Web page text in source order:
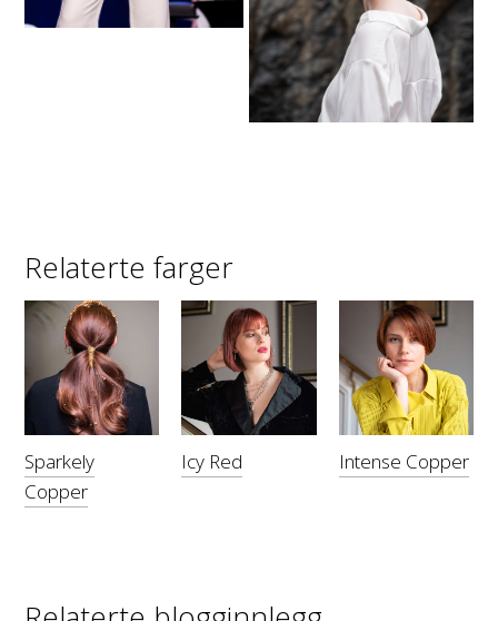
Relaterte farger
Sparkely
Copper
Icy Red Intense Copper